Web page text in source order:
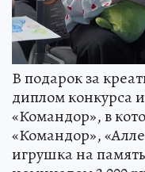
В подарок за
диплом конкурса
«Командор», в
«Командор»,
игрушка на